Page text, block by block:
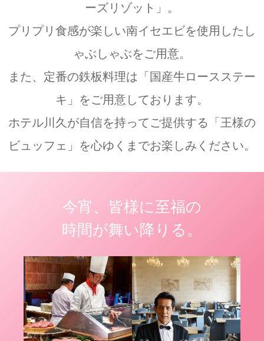
ーズリゾット」。
プリプリ食感が楽しい南イセエビを使用したし
ゃぶしゃぶをご用意。
また、定番の鉄板料理は「国産牛ロースステー
キ」をご用意しております。
ホテル川久が自信を持ってご提供する「王様の
ビュッフェ」を心ゆくまでお楽しみください。
今宵、皆様に至福の
時間が舞い降りる。